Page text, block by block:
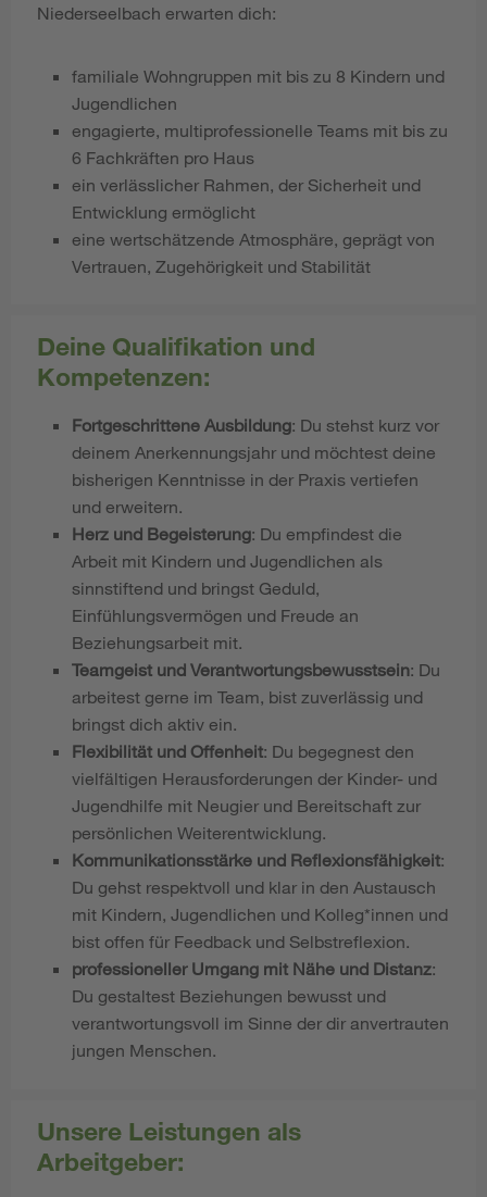
Niederseelbach erwarten dich:
familiale Wohngruppen mit bis zu 8 Kindern und
Jugendlichen
engagierte, multiprofessionelle Teams mit bis zu
6 Fachkräften pro Haus
ein verlässlicher Rahmen, der Sicherheit und
Entwicklung ermöglicht
eine wertschätzende Atmosphäre, geprägt von
Vertrauen, Zugehörigkeit und Stabilität
Deine Qualifikation und
Kompetenzen:
Fortgeschrittene Ausbildung: Du stehst kurz vor
deinem Anerkennungsjahr und möchtest deine
bisherigen Kenntnisse in der Praxis vertiefen
und erweitern.
Herz und Begeisterung: Du empfindest die
Arbeit mit Kindern und Jugendlichen als
sinnstiftend und bringst Geduld,
Einfühlungsvermögen und Freude an
Beziehungsarbeit mit.
Teamgeist und Verantwortungsbewusstsein: Du
arbeitest gerne im Team, bist zuverlässig und
bringst dich aktiv ein.
Flexibilität und Offenheit: Du begegnest den
vielfältigen Herausforderungen der Kinder- und
Jugendhilfe mit Neugier und Bereitschaft zur
persönlichen Weiterentwicklung.
Kommunikationsstärke und Reflexionsfähigkeit:
Du gehst respektvoll und klar in den Austausch
mit Kindern, Jugendlichen und Kolleg*innen und
bist offen für Feedback und Selbstreflexion.
professioneller Umgang mit Nähe und Distanz:
Du gestaltest Beziehungen bewusst und
verantwortungsvoll im Sinne der dir anvertrauten
jungen Menschen.
Unsere Leistungen als
Arbeitgeber: